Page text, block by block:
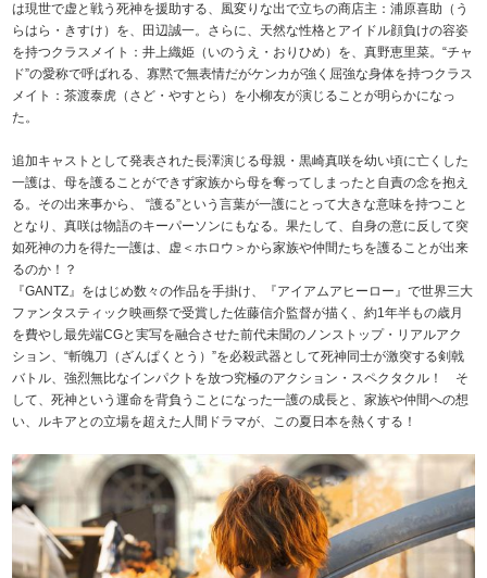
は現世で虚と戦う死神を援助する、風変りな出で立ちの商店主：浦原喜助（う
らはら・きすけ）を、田辺誠一。さらに、天然な性格とアイドル顔負けの容姿
を持つクラスメイト：井上織姫（いのうえ・おりひめ）を、真野恵里菜。“チャ
ド”の愛称で呼ばれる、寡黙で無表情だがケンカが強く屈強な身体を持つクラス
メイト：茶渡泰虎（さど・やすとら）を小柳友が演じることが明らかになっ
た。
追加キャストとして発表された長澤演じる母親・黒崎真咲を幼い頃に亡くした
一護は、母を護ることができず家族から母を奪ってしまったと自責の念を抱え
る。その出来事から、 “護る”という言葉が一護にとって大きな意味を持つこと
となり、真咲は物語のキーパーソンにもなる。果たして、自身の意に反して突
如死神の力を得た一護は、虚＜ホロウ＞から家族や仲間たちを護ることが出来
るのか！？
『GANTZ』をはじめ数々の作品を手掛け、『アイアムアヒーロー』で世界三大
ファンタスティック映画祭で受賞した佐藤信介監督が描く、約1年半もの歳月
を費やし最先端CGと実写を融合させた前代未聞のノンストップ・リアルアク
ション、“斬魄刀（ざんぱくとう）”を必殺武器として死神同士が激突する剣戟
バトル、強烈無比なインパクトを放つ究極のアクション・スペクタクル！ そ
して、死神という運命を背負うことになった一護の成長と、家族や仲間への想
い、ルキアとの立場を超えた人間ドラマが、この夏日本を熱くする！